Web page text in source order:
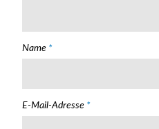
Name *
E-Mail-Adresse *